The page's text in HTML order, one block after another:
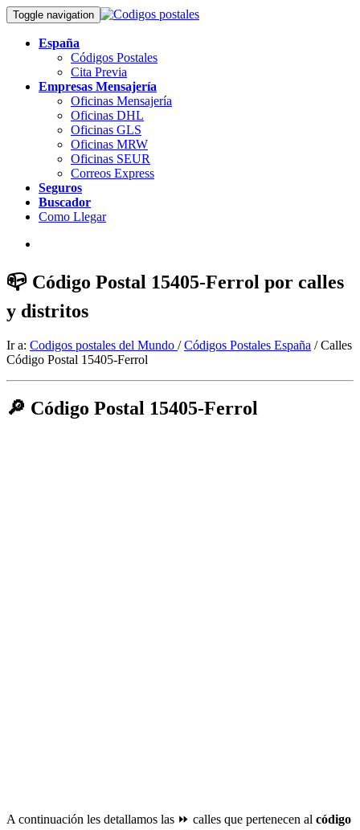
Toggle navigation
España
Códigos Postales
Cita Previa
Empresas Mensajería
Oficinas Mensajería
Oficinas DHL
Oficinas GLS
Oficinas MRW
Oficinas SEUR
Correos Express
Seguros
Buscador
Como Llegar
📪 Código Postal 15405-Ferrol por calles
y distritos
Ir a: Codigos postales del Mundo /Códigos Postales España / Calles
Código Postal 15405-Ferrol
🔎 Código Postal 15405-Ferrol
A continuación les detallamos las ⏩ calles que pertenecen al código